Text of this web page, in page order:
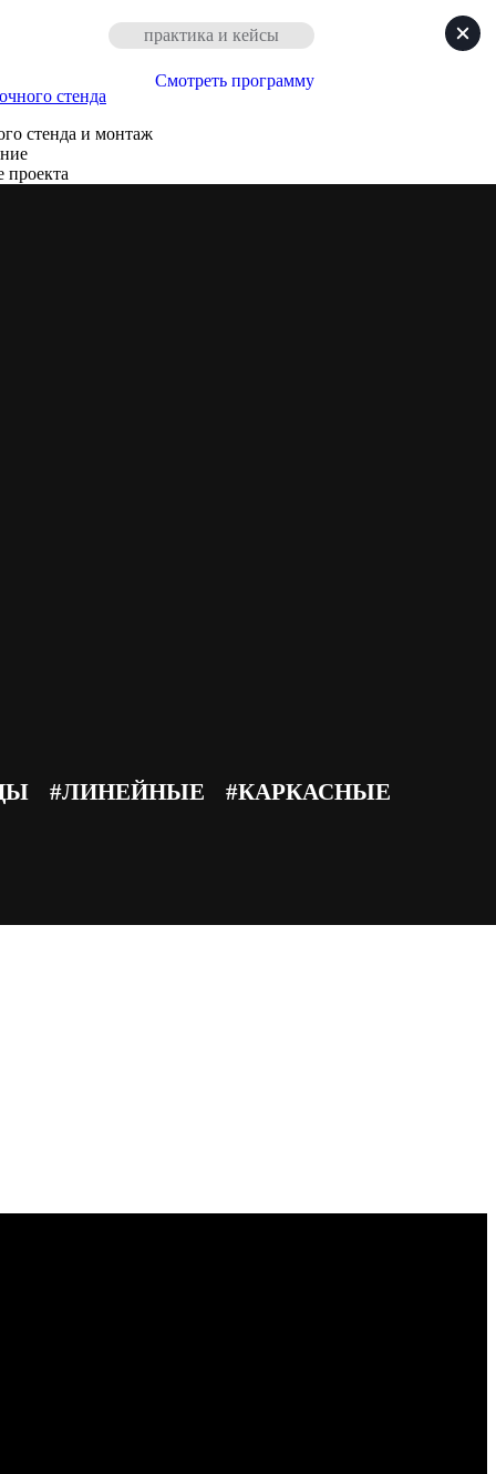
практика и кейсы
Смотреть программу
#ЛИНЕЙНЫЕ #КАРКАСНЫЕ
стенда
стенда и монтаж
проекта